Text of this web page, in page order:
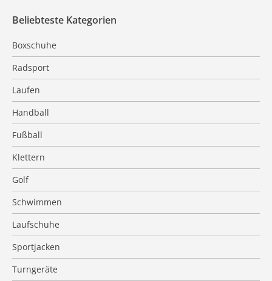
Beliebteste Kategorien
Boxschuhe
Radsport
Laufen
Handball
Fußball
Klettern
Golf
Schwimmen
Laufschuhe
Sportjacken
Turngeräte